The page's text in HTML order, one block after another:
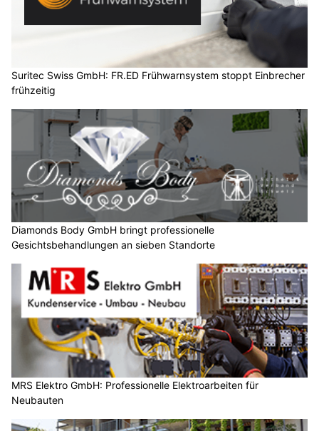
Suritec Swiss GmbH: FR.ED Frühwarnsystem stoppt Einbrecher
frühzeitig
Diamonds Body GmbH bringt professionelle
Gesichtsbehandlungen an sieben Standorte
MRS Elektro GmbH: Professionelle Elektroarbeiten für
Neubauten